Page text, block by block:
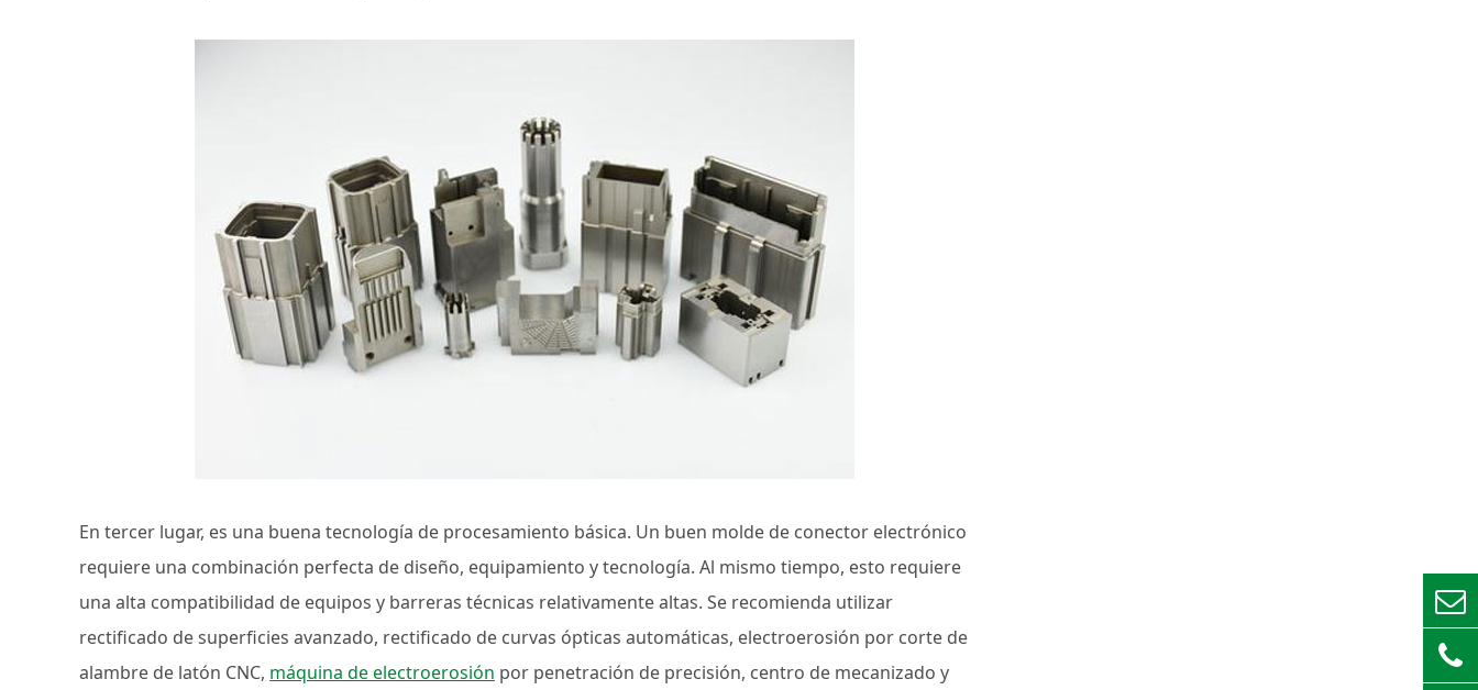
En tercer lugar, es una buena tecnología de procesamiento básica. Un buen molde de conector electrónico
requiere una combinación perfecta de diseño, equipamiento y tecnología. Al mismo tiempo, esto requiere
una alta compatibilidad de equipos y barreras técnicas relativamente altas. Se recomienda utilizar
rectificado de superficies avanzado, rectificado de curvas ópticas automáticas, electroerosión por corte de
alambre de latón CNC, máquina de electroerosión por penetración de precisión, centro de mecanizado y